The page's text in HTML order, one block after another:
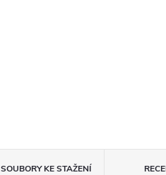
SOUBORY KE STAŽENÍ